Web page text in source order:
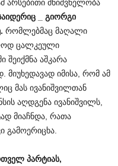
არსებითი მნიშვნელობა
გიორგი
. რომლებმაც მაღალი
ცალკეული
შეიქმნა აშკარა
იმისა, რომ ამ
მას ივანიშვილთან
აღდგენა ივანიშვილს,
მიაჩნდა, რათა
პარტიას,